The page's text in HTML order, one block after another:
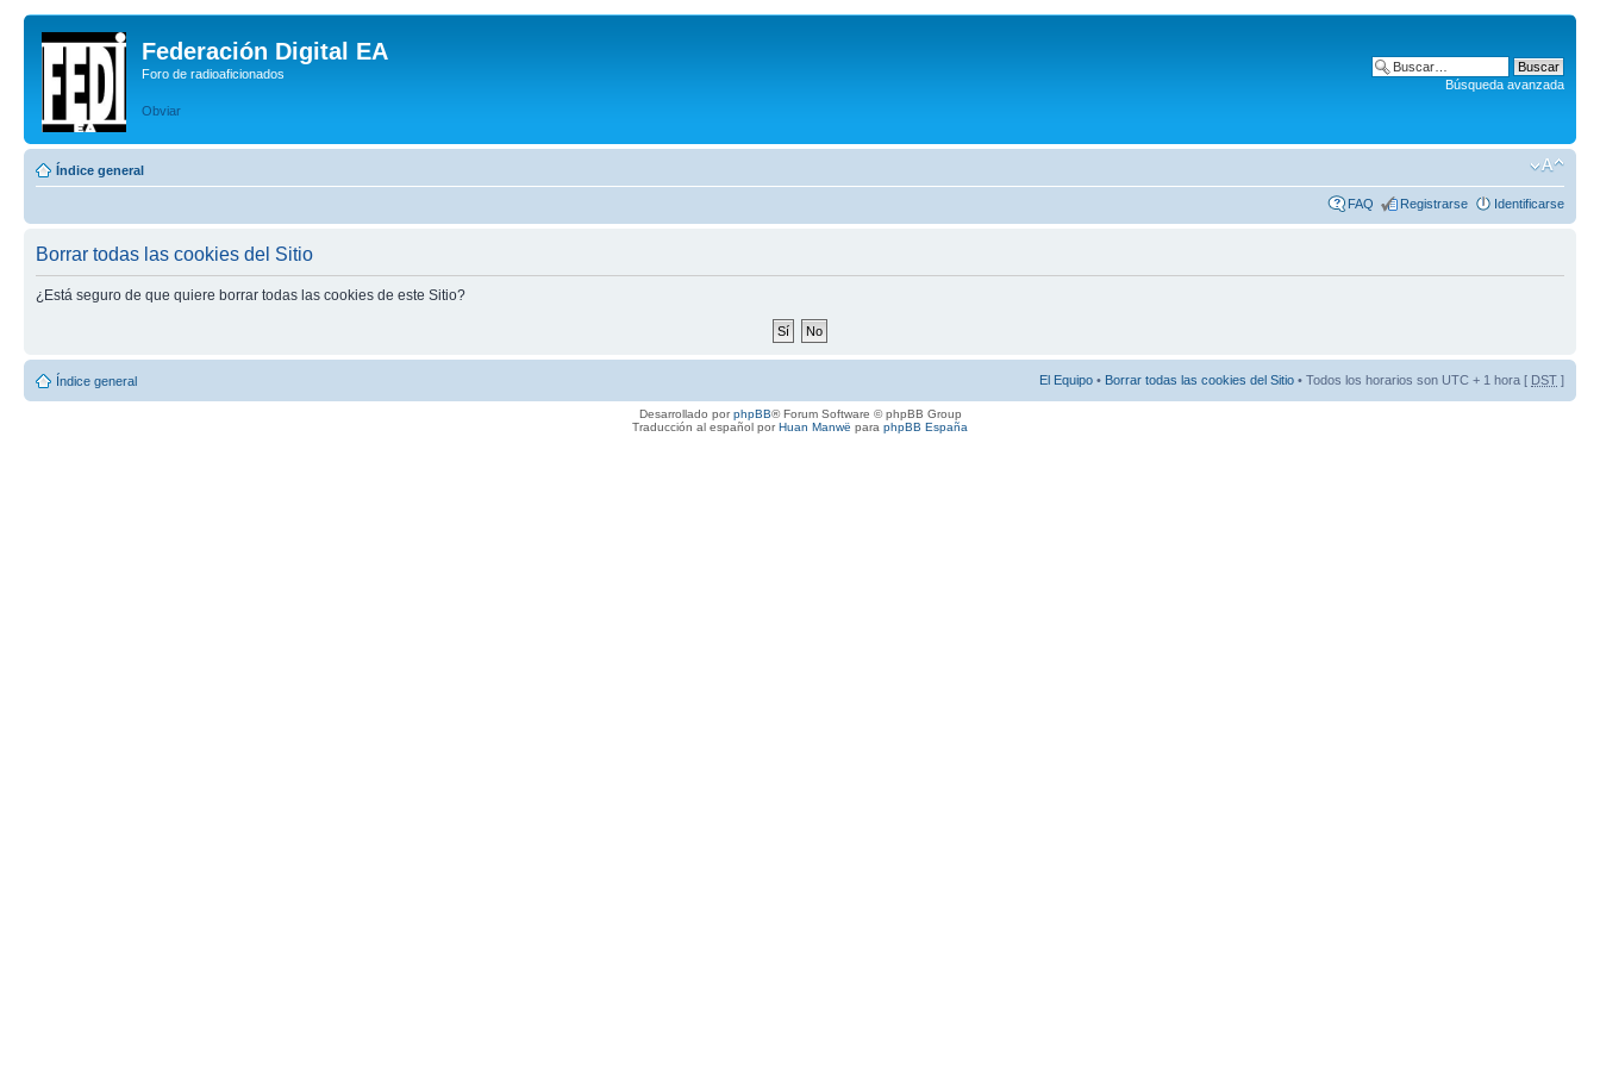
Federación Digital EA
Foro de radioaficionados
Obviar
Búsqueda avanzada
Índice general
FAQ Registrarse Identificarse
Borrar todas las cookies del Sitio
¿Está seguro de que quiere borrar todas las cookies de este Sitio?
Índice general El Equipo • Borrar todas las cookies del Sitio • Todos los horarios son UTC + 1 hora [ DST ]
Desarrollado porphpBB® Forum Software © phpBB Group
Traducción al español porHuan Manwë para phpBB España